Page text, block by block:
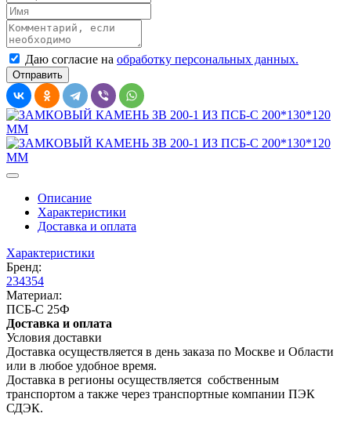
Даю согласие на обработку персональных данных.
Описание
Характеристики
Доставка и оплата
Характеристики
Бренд:
234354
Материал:
ПСБ-С 25Ф
Доставка и оплата
Условия доставки
Доставка осуществляется в день заказа по Москве и Области
или в любое удобное время.
Доставка в регионы осуществляется собственным
транспортом а также через транспортные компании ПЭК
СДЭК.